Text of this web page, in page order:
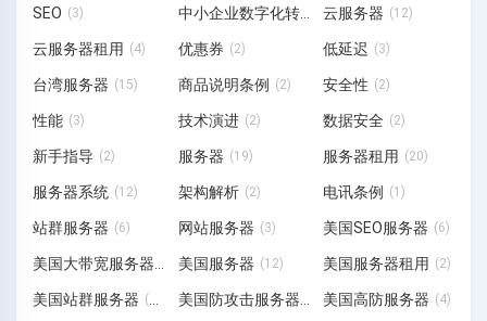
SEO (3) 中小企业数字化转型 (3)
云服务器 (12)
云服务器租用 (4) 优惠券 (2) 低延迟 (3)
台湾服务器 (15) 商品说明条例 (2) 安全性 (2)
性能 (3) 技术演进 (2) 数据安全 (2)
新手指导 (2) 服务器 (19) 服务器租用 (20)
服务器系统 (12) 架构解析 (2) 电讯条例 (1)
站群服务器 (6) 网站服务器 (3) 美国SEO服务器 (6)
美国大带宽服务器 美国服务器 (12) 美国服务器租用 (2)
美国站群服务器 (19) 美国防攻击服务器 美国高防服务器 (4)